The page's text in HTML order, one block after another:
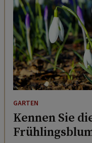
GARTEN
Kennen Sie